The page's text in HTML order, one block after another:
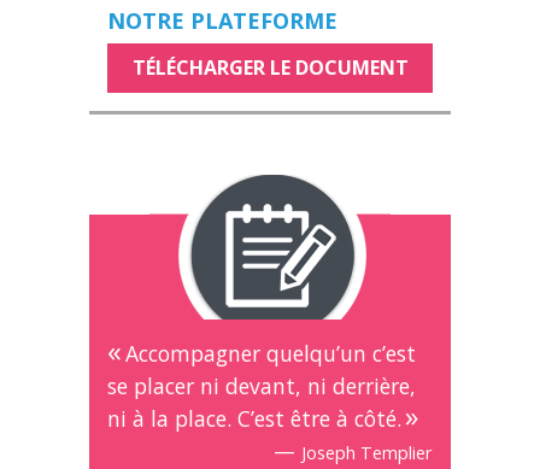
NOTRE PLATEFORME
TÉLÉCHARGER LE DOCUMENT
Accompagner quelqu’un c’est
se placer ni devant, ni derrière,
ni à la place. C’est être à côté.
— Joseph Templier